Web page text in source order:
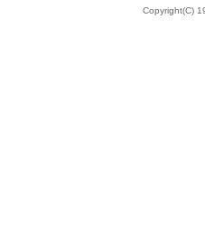
Copyright(C)